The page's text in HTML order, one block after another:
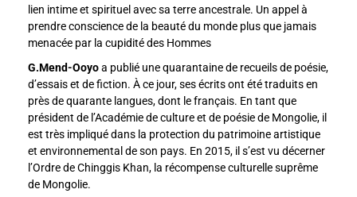
lien intime et spirituel avec sa terre ancestrale. Un appel à
prendre conscience de la beauté du monde plus que jamais
menacée par la cupidité des Hommes
G.Mend-Ooyoa publié une quarantaine de recueils de poésie,
d’essais et de fiction. À ce jour, ses écrits ont été traduits en
près de quarante langues, dont le français. En tant que
président de l’Académie de culture et de poésie de Mongolie, il
est très impliqué dans la protection du patrimoine artistique
et environnemental de son pays. En 2015, il s’est vu décerner
l’Ordre de Chinggis Khan, la récompense culturelle suprême
de Mongolie.